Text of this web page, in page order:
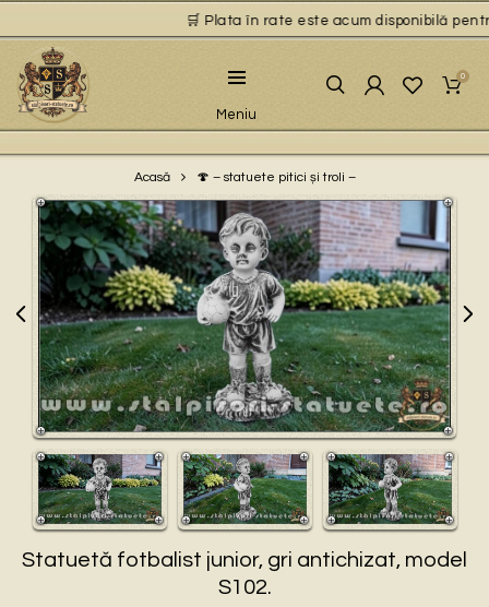
🛒 Plata în rate este acum disponibilă
Meniu
0
Acasă 🍄 – statuete pitici și troli –
Statuetă fotbalist junior, gri antichizat, model
S102.